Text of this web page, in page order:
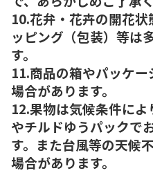
10.花弁・花卉の開花
ッピング（包装）等は
す。
11.商品の箱やパッケ
場合があります。
12.果物は気候条件に
やチルドゆうパックで
す。また台風等の天候
場合があります。